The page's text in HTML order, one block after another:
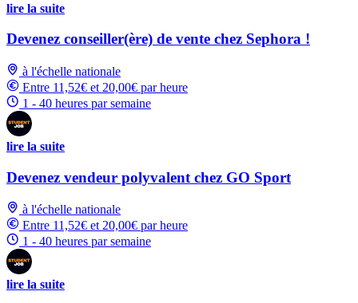
lire la suite
Devenez conseiller(ère) de vente chez Sephora !
à l'échelle nationale
Entre 11,52€ et 20,00€ par heure
1 - 40 heures par semaine
lire la suite
Devenez vendeur polyvalent chez GO Sport
à l'échelle nationale
Entre 11,52€ et 20,00€ par heure
1 - 40 heures par semaine
lire la suite